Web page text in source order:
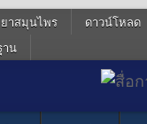
ยาสมุนไพร ดาวน์โหลด
าน